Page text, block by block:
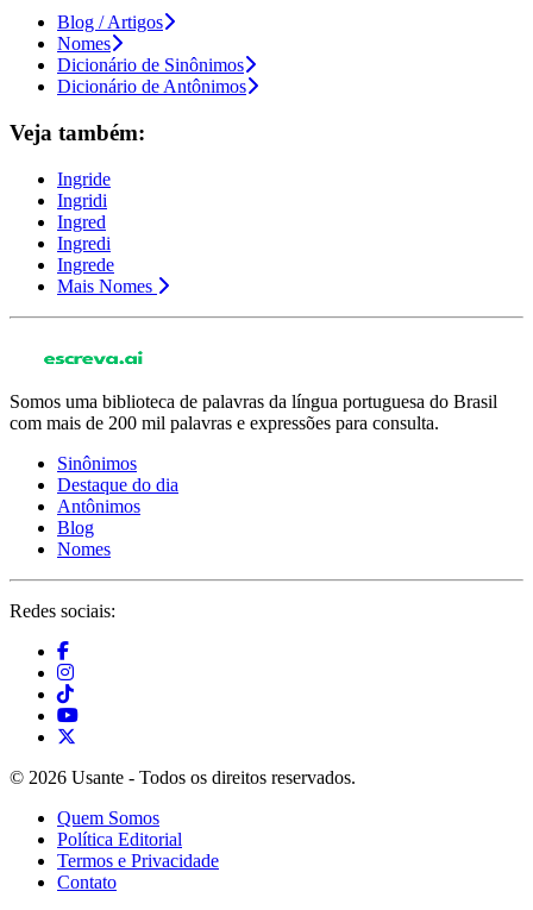
Blog / Artigos
Nomes
Dicionário de Sinônimos
Dicionário de Antônimos
Veja também:
Ingride
Ingridi
Ingred
Ingredi
Ingrede
Mais Nomes
Somos uma biblioteca de palavras da língua portuguesa do Brasil
com mais de 200 mil palavras e expressões para consulta.
Sinônimos
Destaque do dia
Antônimos
Blog
Nomes
Redes sociais:
© 2026 Usante - Todos os direitos reservados.
Quem Somos
Política Editorial
Termos e Privacidade
Contato